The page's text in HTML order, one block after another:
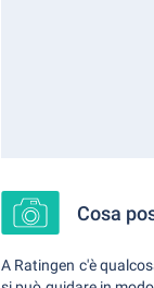
Cosa
A Ratingen c'è